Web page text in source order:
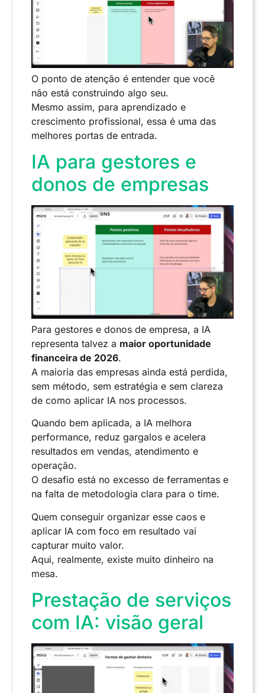
O ponto de atenção é entender que você
não está construindo algo seu.
Mesmo assim, para aprendizado e
crescimento profissional, essa é uma das
melhores portas de entrada.
IA para gestores e
donos de empresas
Para gestores e donos de empresa, a IA
representa talvez a maior oportunidade
financeira de 2026.
A maioria das empresas ainda está perdida,
sem método, sem estratégia e sem clareza
de como aplicar IA nos processos.
Quando bem aplicada, a IA melhora
performance, reduz gargalos e acelera
resultados em vendas, atendimento e
operação.
O desafio está no excesso de ferramentas e
na falta de metodologia clara para o time.
Quem conseguir organizar esse caos e
aplicar IA com foco em resultado vai
capturar muito valor.
Aqui, realmente, existe muito dinheiro na
mesa.
Prestação de serviços
com IA: visão geral